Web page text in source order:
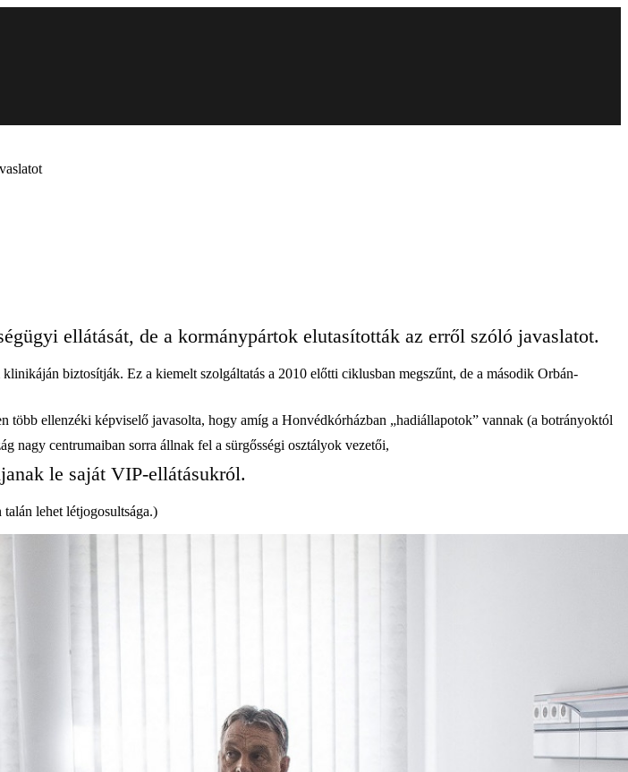
ellátását, de a kormánypártok elutasították az erről szóló javaslatot.
biztosítják. Ez a kiemelt szolgáltatás a 2010 előtti ciklusban megszűnt, de a második Orbán-
ellenzéki képviselő javasolta, hogy amíg a Honvédkórházban „hadiállapotok” vannak (a botrányoktól
nagy centrumaiban sorra állnak fel a sürgősségi osztályok vezetői,
le saját VIP-ellátásukról.
lehet létjogosultsága.)